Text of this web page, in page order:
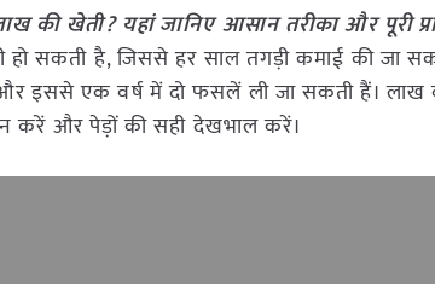
खेती? यहां जानिए आसान तरीका और पूरी
सकती है, जिससे हर साल तगड़ी कमाई की जा
इससे एक वर्ष में दो फसलें ली जा सकती हैं।
करें और पेड़ों की सही देखभाल करें।